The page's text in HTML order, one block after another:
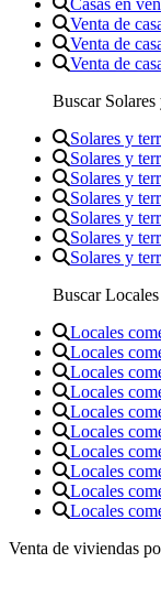
Venta de
Venta de
Venta de
Buscar Solares
Solares y
Solares y
Solares y
Solares y
Solares y
Solares y
Solares y
Buscar Locales
Locales
Locales
Locales
Locales
Locales
Locales
Locales
Locales
Locales
Locales
Venta de viviendas